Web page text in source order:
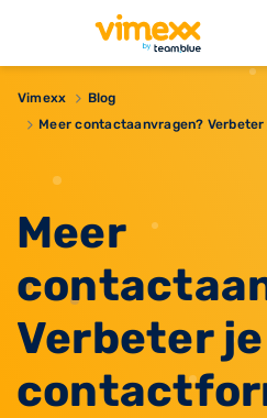
Vimexx
Blog
Meer contactaanvragen?
Meer
Verbeter je